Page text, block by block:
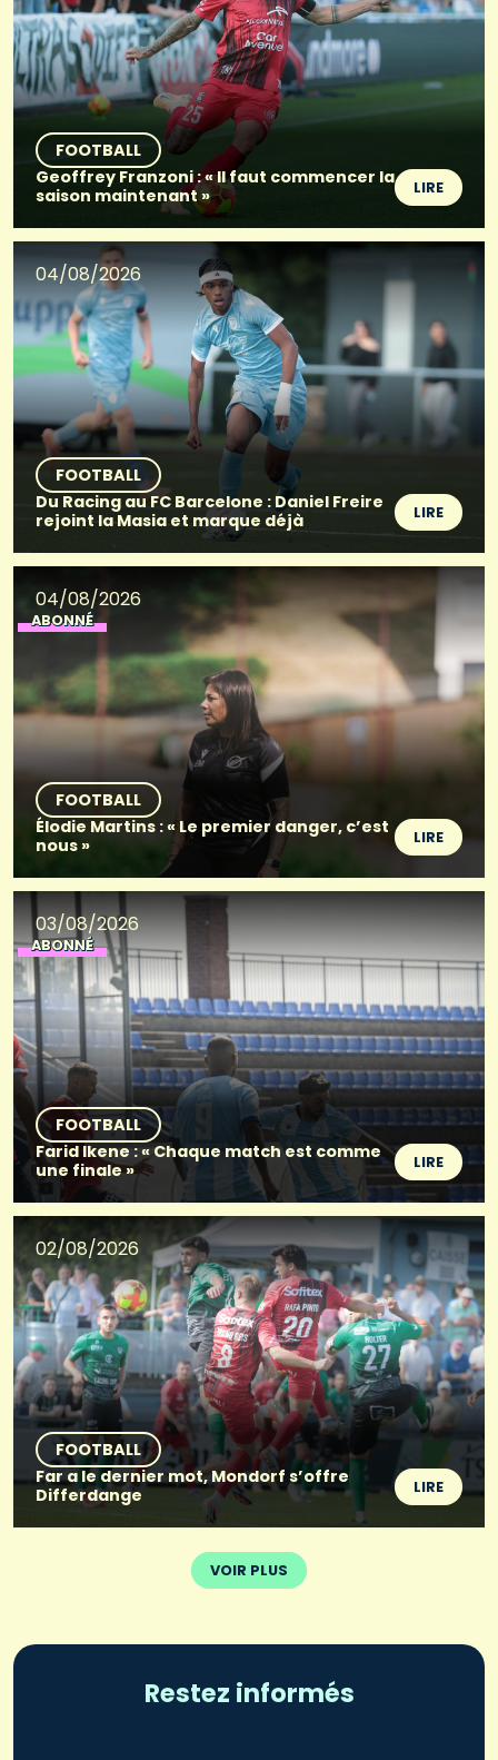
FOOTBALL
Geoffrey Franzoni : « Il faut commencer la
saison maintenant »
LIRE
04/08/2026
FOOTBALL
Du Racing au FC Barcelone : Daniel Freire
rejoint la Masia et marque déjà
LIRE
04/08/2026
ABONNÉ
FOOTBALL
Élodie Martins : « Le premier danger, c’est
nous »
LIRE
03/08/2026
ABONNÉ
FOOTBALL
Farid Ikene : « Chaque match est comme
une finale »
LIRE
02/08/2026
FOOTBALL
Far a le dernier mot, Mondorf s’offre
Differdange
LIRE
VOIR PLUS
Restez informés